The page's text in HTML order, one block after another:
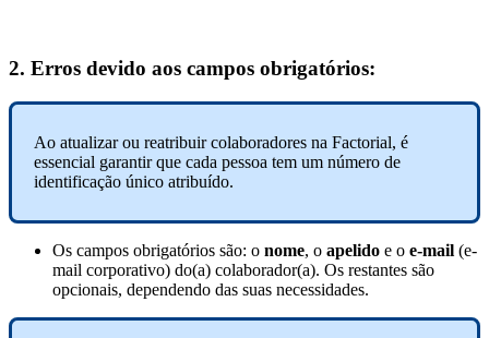
2. Erros devido aos campos obrigatórios:
Ao atualizar ou reatribuir colaboradores na Factorial, é
essencial garantir que cada pessoa tem um número de
identificação único atribuído.
Os campos obrigatórios são: o nome, o apelido e o e-mail (e-
mail corporativo) do(a) colaborador(a). Os restantes são
opcionais, dependendo das suas necessidades.